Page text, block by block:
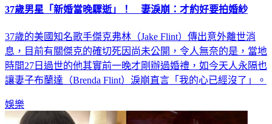
37歲男星「新婚當晚驟逝」！ 妻淚崩：才約好要拍婚紗
37歲的美國知名歌手傑克弗林（Jake Flint）傳出意外離世消
息，目前有關傑克的確切死因尚未公開，令人無奈的是，當地
時間27日過世的他其實前一晚才剛辦過婚禮，如今天人永隔也
讓妻子布蘭達（Brenda Flint）淚崩直言「我的心已經沒了」。
娛樂